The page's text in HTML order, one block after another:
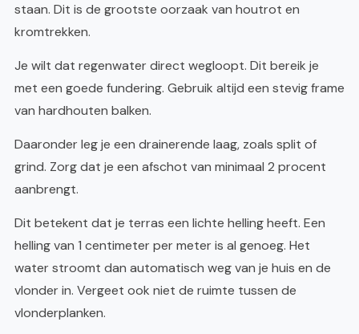
staan. Dit is de grootste oorzaak van houtrot en
kromtrekken.
Je wilt dat regenwater direct wegloopt. Dit bereik je
met een goede fundering. Gebruik altijd een stevig frame
van hardhouten balken.
Daaronder leg je een drainerende laag, zoals split of
grind. Zorg dat je een afschot van minimaal 2 procent
aanbrengt.
Dit betekent dat je terras een lichte helling heeft. Een
helling van 1 centimeter per meter is al genoeg. Het
water stroomt dan automatisch weg van je huis en de
vlonder in. Vergeet ook niet de ruimte tussen de
vlonderplanken.